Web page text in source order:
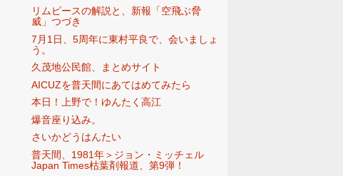
リムピースの解説と、新報「空飛ぶ脅
威」つづき
7月1日、5周年に東村平良で、会いましょ
う。
久茂地公民館、まとめサイト
AICUZを普天間にあてはめてみたら
本日！上野で！ゆんたく高江
爆音座り込み。
さいかどうはんたい
普天間、1981年＞ジョン・ミッチェル
Japan Times枯葉剤報道、第9弾！